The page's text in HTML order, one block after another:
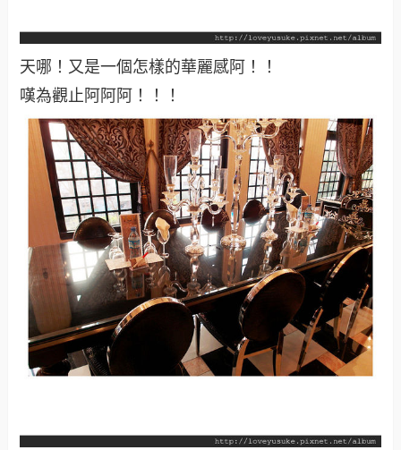
天哪！又是一個怎樣的華麗感阿！！
嘆為觀止阿阿阿！！！